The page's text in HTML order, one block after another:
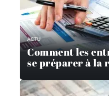
ACTU
Comment les
se préparer à la